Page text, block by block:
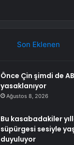
Son Eklenen
Önce Çin şimdi de
yasaklanıyor
Ağustos 8, 2026
Bu kasabadakiler
süpürgesi sesiyle
duyuluyor